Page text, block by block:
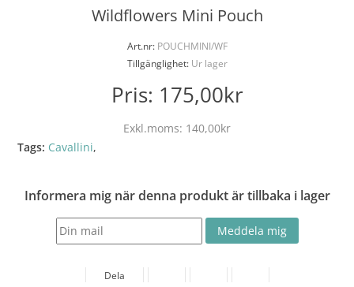
Wildflowers Mini Pouch
Art.nr:POUCHMINI/WF
Tillgänglighet:Ur lager
Pris: 175,00kr
Exkl.moms: 140,00kr
Tags: Cavallini,
Informera mig när denna produkt är tillbaka i lager
Dela